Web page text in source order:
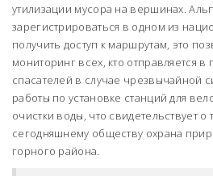
утилизации мусора на вершинах.
зарегистрироваться в одном из
получить доступ к маршрутам, это
мониторинг всех, кто отправляется
спасателей в случае чрезвычайной
работы по установке станций для
очистки воды, что свидетельствует о
сегодняшнему обществу охрана
горного района.